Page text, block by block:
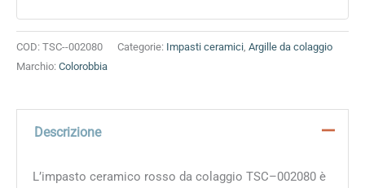
COD: TSC--002080 Categorie: Impasti ceramici Argille da colaggio
Marchio: Colorobbia
Descrizione
L’impasto ceramico rosso da colaggio TSC–002080 è